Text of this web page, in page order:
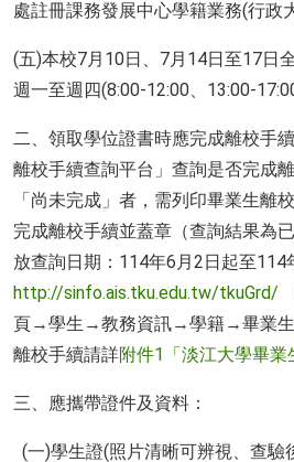
處註冊課務發展中心學籍業務(行政
(五)本校7月10日、7月14日至17日
週一至週四(8:00-12:00、13:00-
二、領取學位證書時應完成離校手
離校手續查詢平台」查詢是否完成
「尚未完成」者，需列印畢業生離
完成離校手續並蓋章（查詢結果為
放查詢日期：114年6月2日起至114
http://sinfo.ais.tku.edu.tw/tkuGrd/
頁→學生→教務資訊→學籍→畢業生
離校手續請詳附件1「淡江大學畢業
三、應攜帶證件及資料：
(一)學生證(照片清晰可辨視、查驗